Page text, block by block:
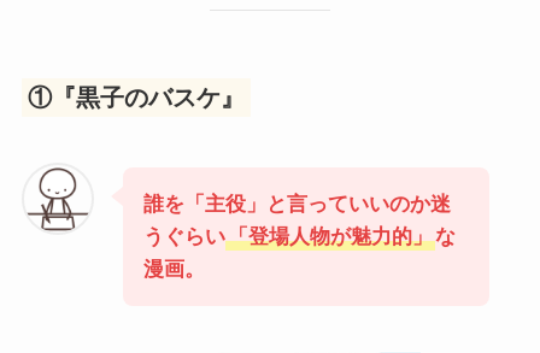
①『黒子のバスケ』
誰を「主役」と言っていいのか迷
うぐらい「登場人物が魅力的」な
漫画。